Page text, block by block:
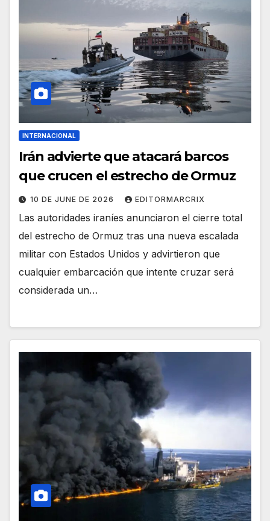
INTERNACIONAL
Irán advierte que atacará barcos
que crucen el estrecho de Ormuz
10 DE JUNE DE 2026 EDITORMARCRIX
Las autoridades iraníes anunciaron el cierre total
del estrecho de Ormuz tras una nueva escalada
militar con Estados Unidos y advirtieron que
cualquier embarcación que intente cruzar será
considerada un…